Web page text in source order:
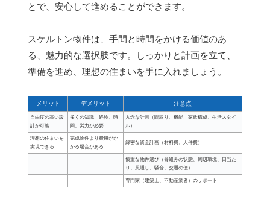
とで、安心して進めることができます。
スケルトン物件は、手間と時間をかける価値のあ
る、魅力的な選択肢です。しっかりと計画を立て、
準備を進め、理想の住まいを手に入れましょう。
メリット デメリット 注意点
自由度の高い設
計が可能
多くの知識、経験、時
間、労力が必要
入念な計画（間取り、機能、家族構成、生活スタイ
ル）
理想の住まいを
実現できる
完成物件より費用がか
かる場合がある
綿密な資金計画（材料費、人件費）
慎重な物件選び（骨組みの状態、周辺環境、日当た
り、風通し、騒音、交通の便）
専門家（建築士、不動産業者）のサポート